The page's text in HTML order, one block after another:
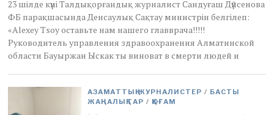
2
0
23 шілде күні Талдықорғандық журналист Сандуғаш Дүйсенова
ФБ парақшасында Денсаулық Сақтау министрін белгілеп:
«Alexey Tsoy оставьте нам нашего главврача!!!!!
Руководитель управления здравоохранения Алматинской
области Бауыржан Ыскак ты виноват в смерти людей и
АЗАМАТТЫҚ ЖУРНАЛИСТЕР / БАСТЫ
ЖАҢАЛЫҚТАР / ҚОҒАМ